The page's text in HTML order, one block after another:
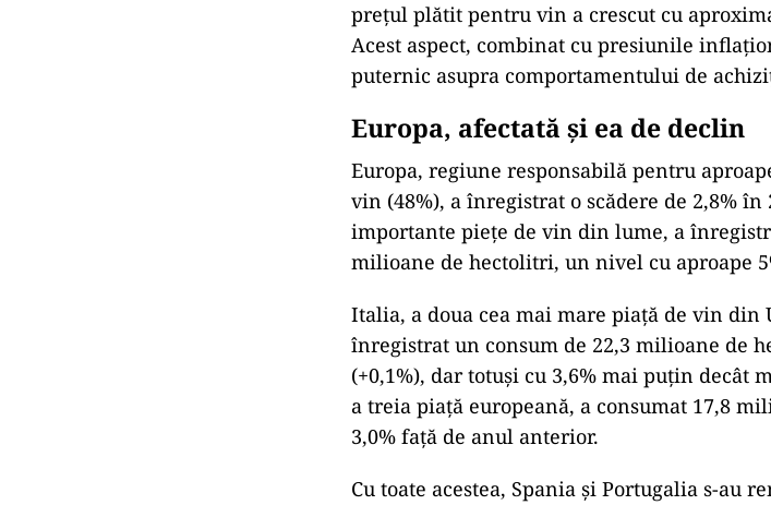
prețul plătit pentru vin a crescut cu
Acest aspect, combinat cu presiunile
puternic asupra comportamentului de
Europa, afectată și ea de declin
Europa, regiune responsabilă pentru
vin (48%), a înregistrat o scădere de 2,8%
importante piețe de vin din lume, a
milioane de hectolitri, un nivel cu aproape
Italia, a doua cea mai mare piață de vin din
înregistrat un consum de 22,3 milioane de
(+0,1%), dar totuși cu 3,6% mai puțin
a treia piață europeană, a consumat 17,8
3,0% față de anul anterior.
Cu toate acestea, Spania și Portugalia s-au